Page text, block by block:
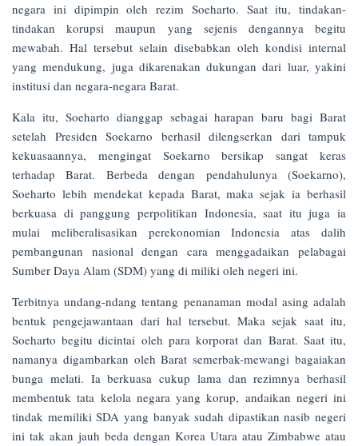
negara ini dipimpin oleh rezim Soeharto. Saat itu, tindakan-
tindakan korupsi maupun yang sejenis dengannya begitu
mewabah. Hal tersebut selain disebabkan oleh kondisi internal
yang mendukung, juga dikarenakan dukungan dari luar, yakini
institusi dan negara-negara Barat.
Kala itu, Soeharto dianggap sebagai harapan baru bagi Barat
setelah Presiden Soekarno berhasil dilengserkan dari tampuk
kekuasaannya, mengingat Soekarno bersikap sangat keras
terhadap Barat. Berbeda dengan pendahulunya (Soekarno),
Soeharto lebih mendekat kepada Barat, maka sejak ia berhasil
berkuasa di panggung perpolitikan Indonesia, saat itu juga ia
mulai meliberalisasikan perekonomian Indonesia atas dalih
pembangunan nasional dengan cara menggadaikan pelabagai
Sumber Daya Alam (SDM) yang di miliki oleh negeri ini.
Terbitnya undang-ndang tentang penanaman modal asing adalah
bentuk pengejawantaan dari hal tersebut. Maka sejak saat itu,
Soeharto begitu dicintai oleh para korporat dan Barat. Saat itu,
namanya digambarkan oleh Barat semerbak-mewangi bagaiakan
bunga melati. Ia berkuasa cukup lama dan rezimnya berhasil
membentuk tata kelola negara yang korup, andaikan negeri ini
tindak memiliki SDA yang banyak sudah dipastikan nasib negeri
ini tak akan jauh beda dengan Korea Utara atau Zimbabwe atau